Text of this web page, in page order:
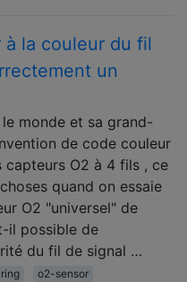
la couleur du fil
un
monde et sa grand-
de code couleur
O2 à 4 fils , ce
quand on essaie
O2 "universel" de
il possible de
du fil de signal …
o2-sensor